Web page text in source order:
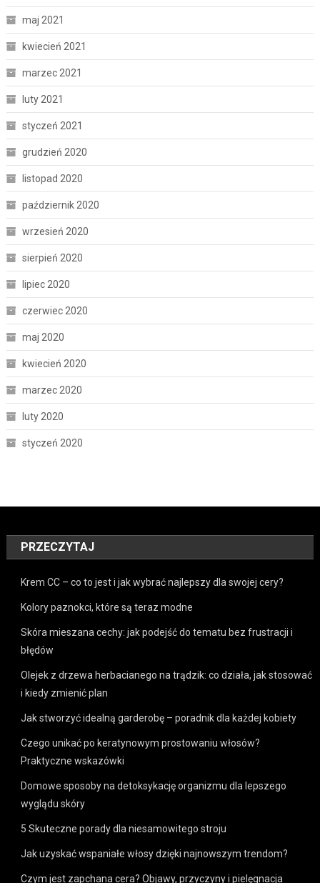
maj 2021
kwiecień 2021
marzec 2021
luty 2021
styczeń 2021
grudzień 2020
listopad 2020
październik 2020
wrzesień 2020
sierpień 2020
lipiec 2020
czerwiec 2020
maj 2020
kwiecień 2020
marzec 2020
luty 2020
styczeń 2020
PRZECZYTAJ
Krem CC – co to jest i jak wybrać najlepszy dla swojej cery?
Kolory paznokci, które są teraz modne
Skóra mieszana cechy: jak podejść do tematu bez frustracji i
błędów
Olejek z drzewa herbacianego na trądzik: co działa, jak stosować
i kiedy zmienić plan
Jak stworzyć idealną garderobę – poradnik dla każdej kobiety
Czego unikać po keratynowym prostowaniu włosów?
Praktyczne wskazówki
Domowe sposoby na detoksykację organizmu dla lepszego
wyglądu skóry
5 Skuteczne porady dla niesamowitego stroju
Jak uzyskać wspaniałe włosy dzięki najnowszym trendom?
Czym jest zapchana cera? Objawy, przyczyny i pielęgnacja